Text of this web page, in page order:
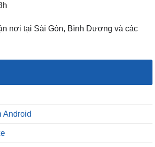
nơi tại Sài Gòn, Bình Dương và các
Android